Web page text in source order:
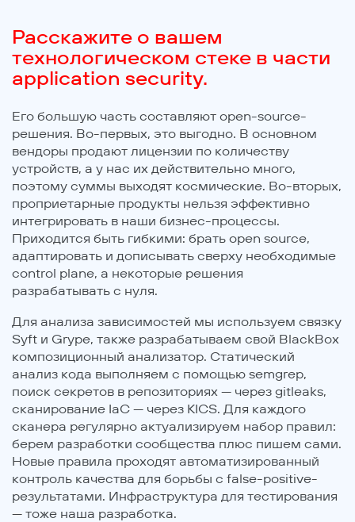
Расскажите о вашем
технологическом стеке в части
application security.
Его большую часть составляют open-source-
решения. Во-первых, это выгодно. В основном
вендоры продают лицензии по количеству
устройств, а у нас их действительно много,
поэтому суммы выходят космические. Во-вторых,
проприетарные продукты нельзя эффективно
интегрировать в наши бизнес-процессы.
Приходится быть гибкими: брать open source,
адаптировать и дописывать сверху необходимые
control plane, а некоторые решения
разрабатывать с нуля.
Для анализа зависимостей мы используем связку
Syft и Grype, также разрабатываем свой BlackBox
композиционный анализатор. Статический
анализ кода выполняем с помощью semgrep,
поиск секретов в репозиториях — через gitleaks,
сканирование IaC — через KICS. Для каждого
сканера регулярно актуализируем набор правил:
берем разработки сообщества плюс пишем сами.
Новые правила проходят автоматизированный
контроль качества для борьбы с false-positive-
результатами. Инфраструктура для тестирования
— тоже наша разработка.